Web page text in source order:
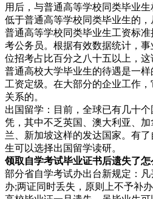
用后，与普通高等学校同类毕业
低于普通高等学校同类毕业生的
普通高等学校同类毕业生工资标准
考公务员。根据有效数据统计，
位招考占比百分之八十五以上，
普通高校大学毕业生的待遇是一样
工资定级。在大部分的企业工作
关系的。
出国留学：目前，全球已有几十
凭，其中不乏英国、澳大利亚、
兰、新加坡这样的发达国家。有
生可以选择出国留学读研。
领取自学考试毕业证书后遗失了怎
部分省自学考试办出台新规定：
办;两证同时丢失，原则上不予补